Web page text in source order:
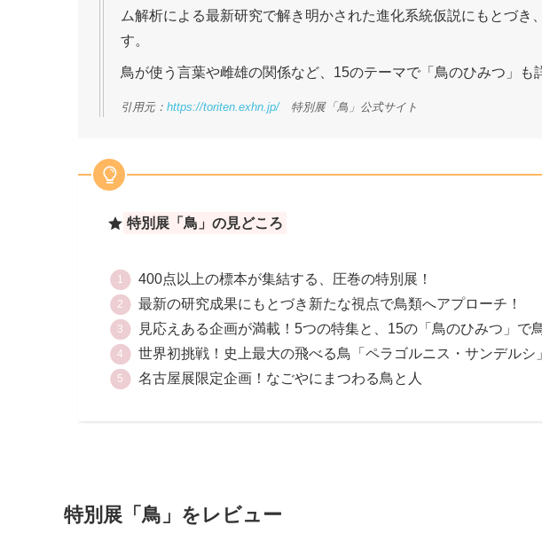
ム解析による最新研究で解き明かされた進化系統仮説にもとづき
す。
鳥が使う言葉や雌雄の関係など、15のテーマで「鳥のひみつ」も
引用元： https://toriten.exhn.jp/特別展「鳥」公式サイト
特別展「鳥」の見どころ
400点以上の標本が集結する、圧巻の特別展！
最新の研究成果にもとづき新たな視点で鳥類へアプローチ！
見応えある企画が満載！5つの特集と、15の「鳥のひみつ」で
世界初挑戦！史上最大の飛べる鳥「ペラゴルニス・サンデルシ
名古屋展限定企画！なごやにまつわる鳥と人
特別展「鳥」をレビュー